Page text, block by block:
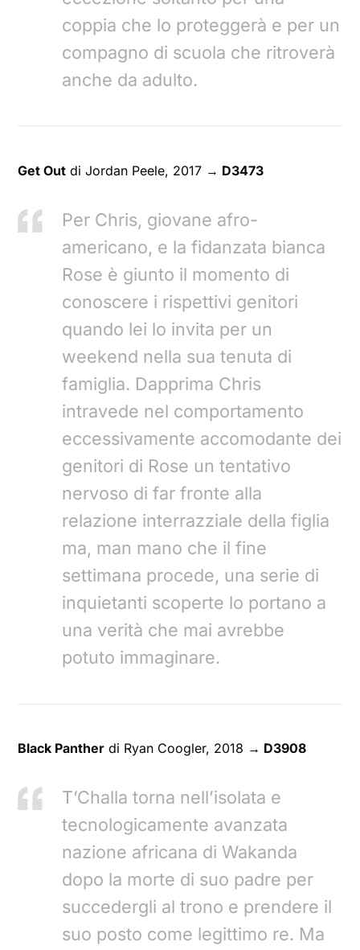
coppia che lo proteggerà e per un
compagno di scuola che ritroverà
anche da adulto.
Get Out di Jordan Peele, 2017 → D3473
Per Chris, giovane afro-
americano, e la fidanzata bianca
Rose è giunto il momento di
conoscere i rispettivi genitori
quando lei lo invita per un
weekend nella sua tenuta di
famiglia. Dapprima Chris
intravede nel comportamento
eccessivamente accomodante dei
genitori di Rose un tentativo
nervoso di far fronte alla
relazione interrazziale della figlia
ma, man mano che il fine
settimana procede, una serie di
inquietanti scoperte lo portano a
una verità che mai avrebbe
potuto immaginare.
Black Panther di Ryan Coogler, 2018 → D3908
T’Challa torna nell’isolata e
tecnologicamente avanzata
nazione africana di Wakanda
dopo la morte di suo padre per
succedergli al trono e prendere il
suo posto come legittimo re. Ma